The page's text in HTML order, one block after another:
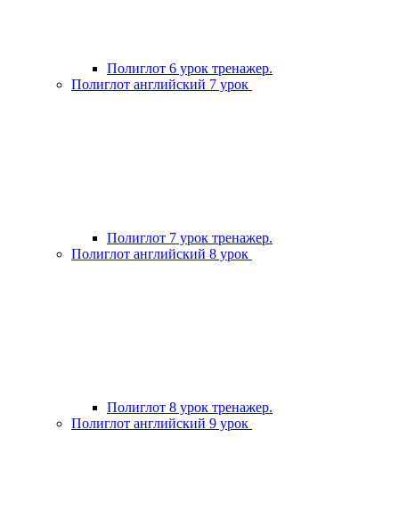
Полиглот 6 урок тренажер.
Полиглот английский 7 урок
Полиглот 7 урок тренажер.
Полиглот английский 8 урок
Полиглот 8 урок тренажер.
Полиглот английский 9 урок